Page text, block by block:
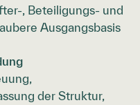
, Beteiligungs- und
Ausgangsbasis
der Struktur,